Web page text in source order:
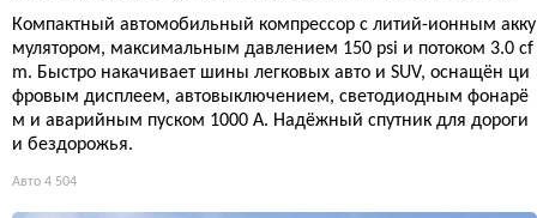
Компактный автомобильный компрессор с литий-ионным акку
мулятором, максимальным давлением 150 psi и потоком 3.0 cf
m. Быстро накачивает шины легковых авто и SUV, оснащён ци
фровым дисплеем, автовыключением, светодиодным фонарё
м и аварийным пуском 1000 А. Надёжный спутник для дороги
и бездорожья.
Авто 4 504